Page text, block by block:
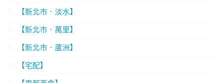
【新北市．淡水】
【新北市．萬里】
【新北市．蘆洲】
【宅配】